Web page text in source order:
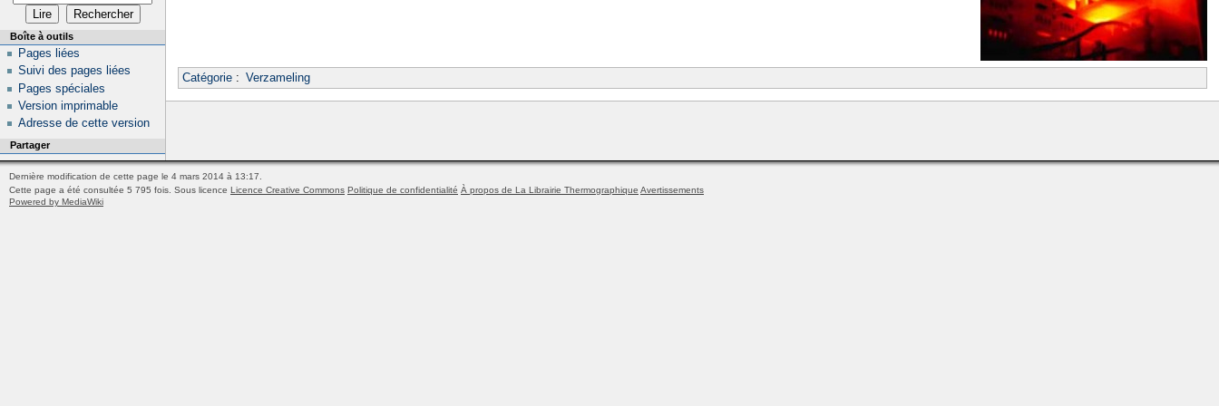
Catégorie: Verzameling
Boîte à outils
Pages liées
Suivi des pages liées
Pages spéciales
Version imprimable
Adresse de cette version
Partager
Dernière modification de cette page le 4 mars 2014 à 13:17.
Cette page a été consultée 5 795 fois. Sous licence Licence Creative Commons Politique de confidentialité À propos de La Librairie Thermographique Avertissements
Powered by MediaWiki